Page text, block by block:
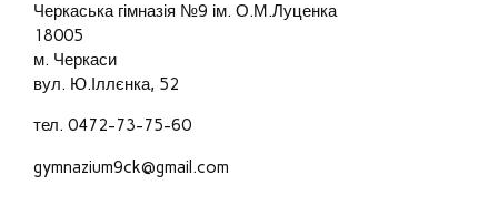
Черкаська гімназія №9 ім. О.М.Луценка
18005
м. Черкаси
вул. Ю.Іллєнка, 52
тел. 0472-73-75-60
gymnazium9ck@gmail.com